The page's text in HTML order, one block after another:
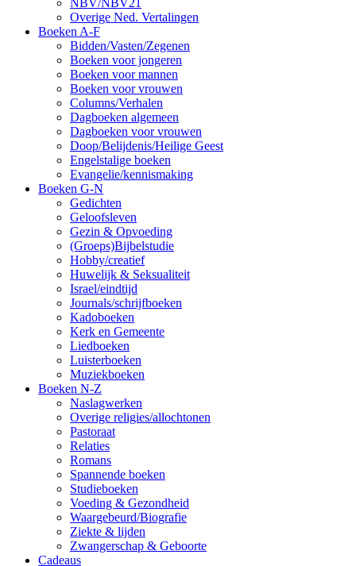
NBV/NBV21
Overige Ned. Vertalingen
Boeken A-F
Bidden/Vasten/Zegenen
Boeken voor jongeren
Boeken voor mannen
Boeken voor vrouwen
Columns/Verhalen
Dagboeken algemeen
Dagboeken voor vrouwen
Doop/Belijdenis/Heilige Geest
Engelstalige boeken
Evangelie/kennismaking
Boeken G-N
Gedichten
Geloofsleven
Gezin & Opvoeding
(Groeps)Bijbelstudie
Hobby/creatief
Huwelijk & Seksualiteit
Israel/eindtijd
Journals/schrijfboeken
Kadoboeken
Kerk en Gemeente
Liedboeken
Luisterboeken
Muziekboeken
Boeken N-Z
Naslagwerken
Overige religies/allochtonen
Pastoraat
Relaties
Romans
Spannende boeken
Studieboeken
Voeding & Gezondheid
Waargebeurd/Biografie
Ziekte & lijden
Zwangerschap & Geboorte
Cadeaus